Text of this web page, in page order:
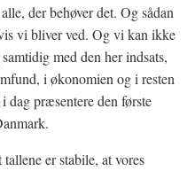
der behøver det. Og sådan
vi bliver ved. Og vi kan ikke
med den her indsats,
i økonomien og i resten
præsentere den første
er stabile, at vores